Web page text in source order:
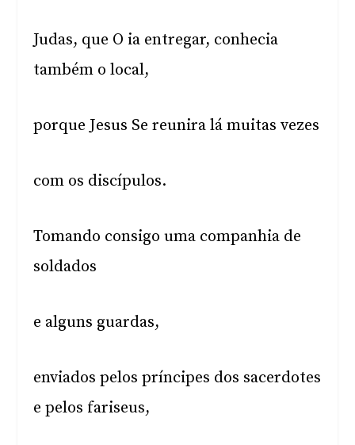
Judas, que O ia entregar, conhecia
também o local,
porque Jesus Se reunira lá muitas vezes
com os discípulos.
Tomando consigo uma companhia de
soldados
e alguns guardas,
enviados pelos príncipes dos sacerdotes
e pelos fariseus,